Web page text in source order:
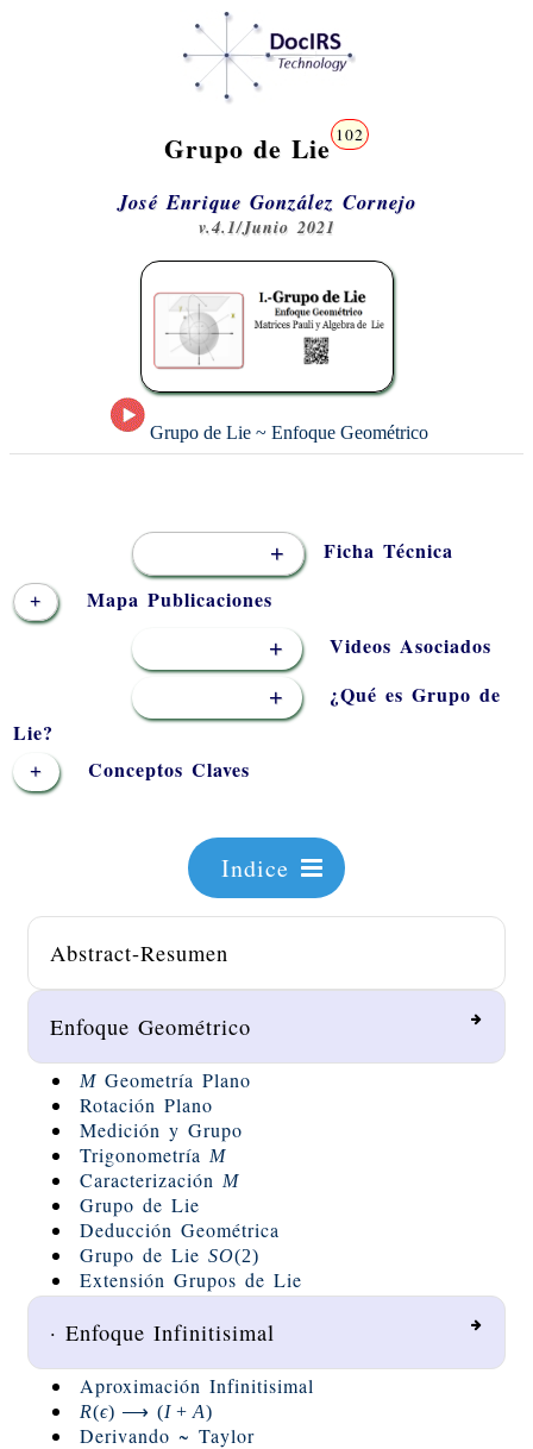
Grupo de Lie 102
José Enrique González Cornejo
v.4.1/Junio 2021
Grupo de Lie ~ Enfoque Geométrico
+ Ficha Técnica
+ Mapa Publicaciones
+ Videos Asociados
+
¿Qué es Grupo de
Lie?
+ Conceptos Claves
Indice
Abstract-Resumen
Enfoque Geométrico
M Geometría Plano
Rotación Plano
Medición y Grupo
Trigonometría M
Caracterización M
Grupo de Lie
Deducción Geométrica
Grupo de Lie SO(2)
Extensión Grupos de Lie
· Enfoque Infinitisimal
Aproximación Infinitisimal
R(ϵ) ⟶ (I + A)
Derivando ~ Taylor